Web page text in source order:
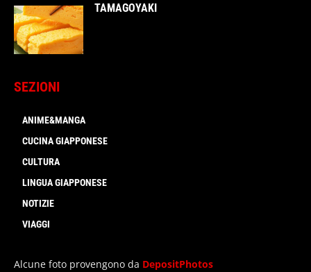
TAMAGOYAKI
SEZIONI
ANIME&MANGA
CUCINA GIAPPONESE
CULTURA
LINGUA GIAPPONESE
NOTIZIE
VIAGGI
Alcune foto provengono da DepositPhotos